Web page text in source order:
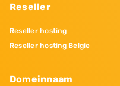
Reseller
Reseller hosting
Reseller hosting Belgie
Domeinnaam